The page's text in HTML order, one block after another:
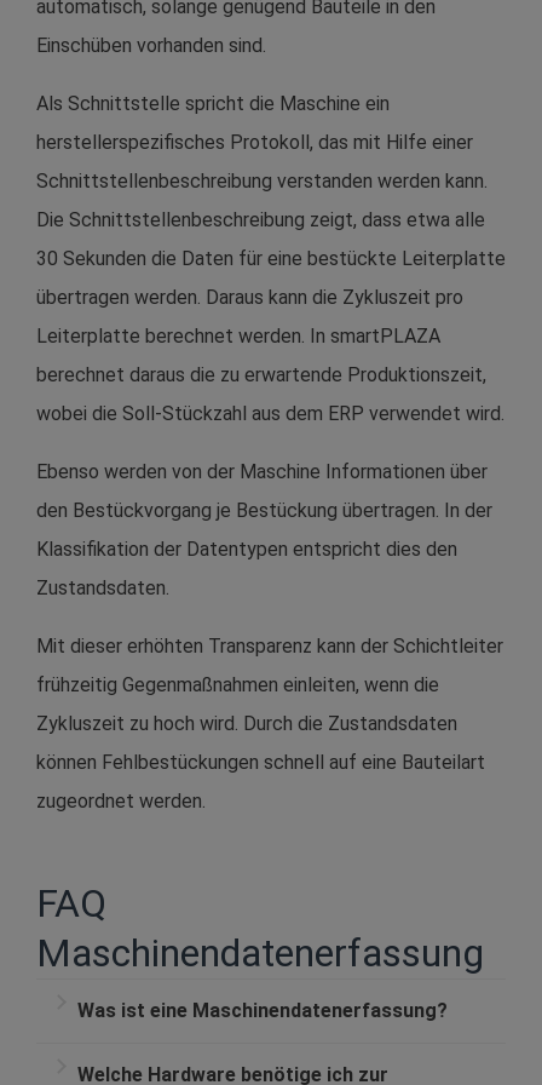
automatisch, solange genügend Bauteile in den
Einschüben vorhanden sind.
Als Schnittstelle spricht die Maschine ein
herstellerspezifisches Protokoll, das mit Hilfe einer
Schnittstellenbeschreibung verstanden werden kann.
Die Schnittstellenbeschreibung zeigt, dass etwa alle
30 Sekunden die Daten für eine bestückte Leiterplatte
übertragen werden. Daraus kann die Zykluszeit pro
Leiterplatte berechnet werden. In smartPLAZA
berechnet daraus die zu erwartende Produktionszeit,
wobei die Soll-Stückzahl aus dem ERP verwendet wird.
Ebenso werden von der Maschine Informationen über
den Bestückvorgang je Bestückung übertragen. In der
Klassifikation der Datentypen entspricht dies den
Zustandsdaten.
Mit dieser erhöhten Transparenz kann der Schichtleiter
frühzeitig Gegenmaßnahmen einleiten, wenn die
Zykluszeit zu hoch wird. Durch die Zustandsdaten
können Fehlbestückungen schnell auf eine Bauteilart
zugeordnet werden.
FAQ
Maschinendatenerfassung
Was ist eine Maschinendatenerfassung?
Bei der Maschinendatenerfassung wird eine
Welche Hardware benötige ich zur